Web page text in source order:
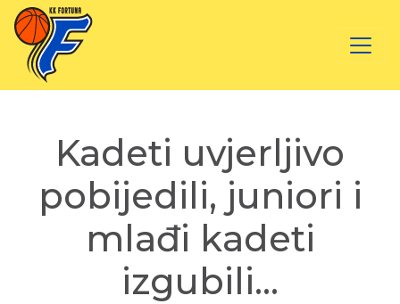
Kadeti uvjerljivo
pobijedili, juniori i
mlađi kadeti
izgubili…